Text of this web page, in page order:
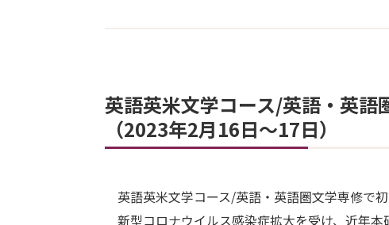
英語英米文学コース/英語・英
（2023年2月16日～17日）
英語英米文学コース/英語・英語圏文学専修で
新型コロナウイルス感染症拡大を受け、近年